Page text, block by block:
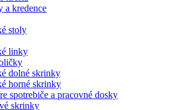
a kredence
stoly
linky
dolné skrinky
horné skrinky
spotrebiče a pracovné dosky
skrinky